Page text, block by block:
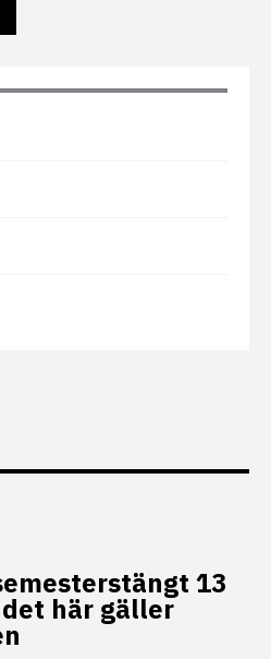
13
här gäller